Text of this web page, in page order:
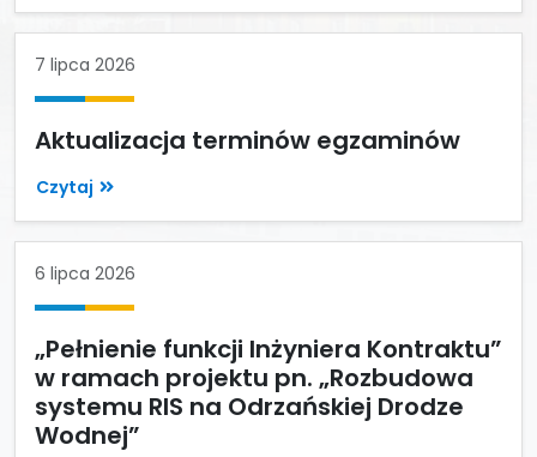
7 lipca 2026
Aktualizacja terminów egzaminów
Czytaj
6 lipca 2026
„Pełnienie funkcji Inżyniera Kontraktu”
w ramach projektu pn. „Rozbudowa
systemu RIS na Odrzańskiej Drodze
Wodnej”